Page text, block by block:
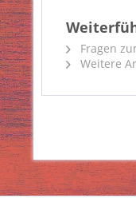
Fragen
Weitere